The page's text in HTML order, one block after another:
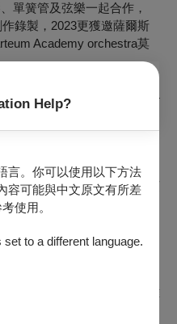
Help?
言。你可以使用以下方法
容可能與中文原文有所差
使用。
to a different language.
單簧管及弦樂一起合作，
錄製，2023更獲邀薩爾斯
Academy orchestra莫
音樂營提升音樂技巧，2024
首席，隨團至泰國交流演
秀音樂節，在國家音樂廳與
洲青年管弦樂團，擔任
笛首席，至天津、北京、上
年暑假更錄取奧地利格拉茲
第二號交響曲。音樂是志浩
加廣。
印第安納大學布魯明頓分校雅
全額獎學金，攻讀音樂